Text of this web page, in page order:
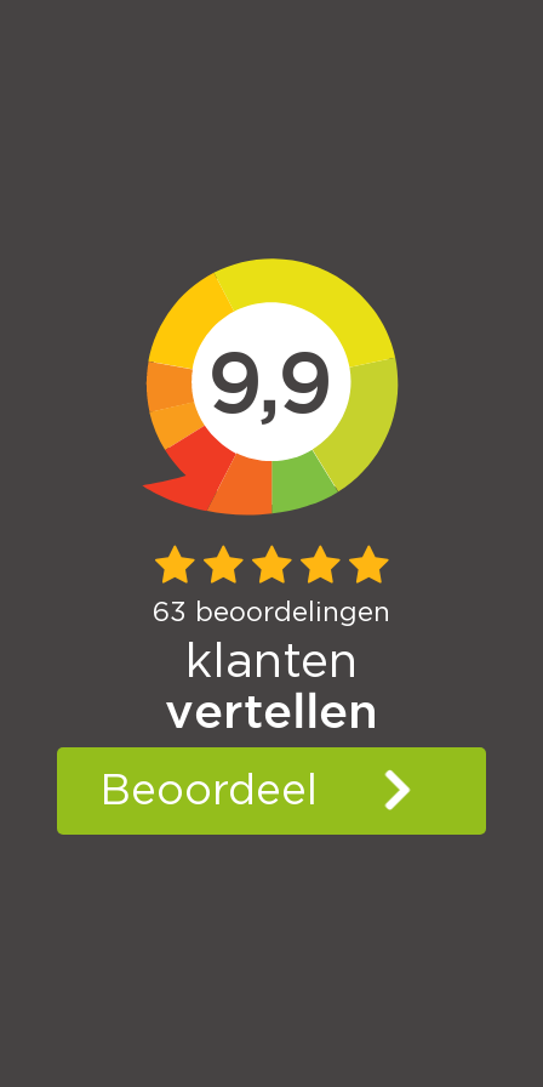
9,9
63 beoordelingen
klanten
vertellen
Beoordeel